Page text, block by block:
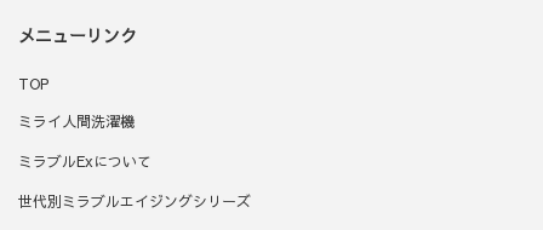
メニューリンク
TOP
ミライ人間洗濯機
ミラブルExについて
世代別ミラブルエイジングシリーズ